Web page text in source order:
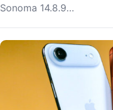
Sonoma 14.8.9…